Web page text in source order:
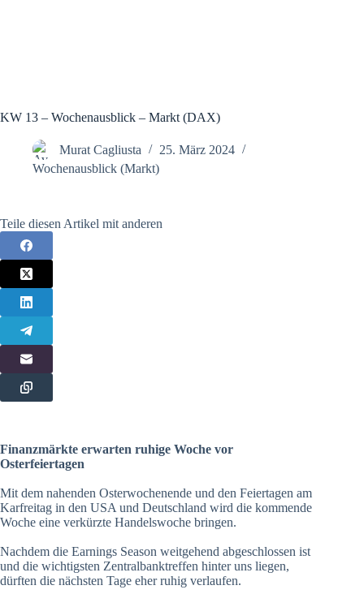
KW 13 – Wochenausblick – Markt (DAX)
Murat Cagliusta
25. März 2024
Wochenausblick (Markt)
Teile diesen Artikel mit anderen
Finanzmärkte erwarten ruhige Woche vor
Osterfeiertagen
Mit dem nahenden Osterwochenende und den Feiertagen am
Karfreitag in den USA und Deutschland wird die kommende
Woche eine verkürzte Handelswoche bringen.
Nachdem die Earnings Season weitgehend abgeschlossen ist
und die wichtigsten Zentralbanktreffen hinter uns liegen,
dürften die nächsten Tage eher ruhig verlaufen.